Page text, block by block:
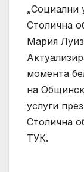
„Социални
Столична
Мария
момента
на
услуги
Столична
ТУК.